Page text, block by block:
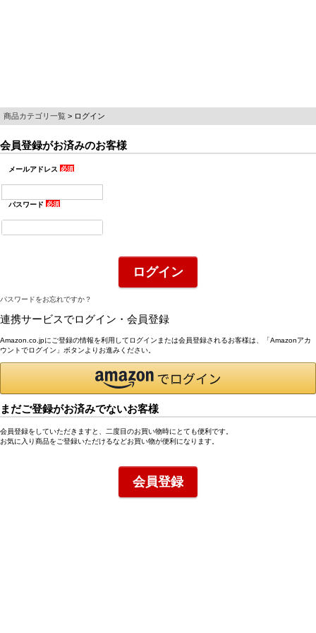
商品カテゴリ一覧 ログイン
会員登録がお済みのお客様
メールアドレス
パスワード
ログイン
パスワードをお忘れですか？
連携サービスでログイン・会員登録
Amazon.co.jpにご登録の情報を利用してログインまたは会員登録されるお客様は、「Amazonアカ
ウントでログイン」ボタンよりお進みください。
まだご登録がお済みでないお客様
会員登録をしていただきますと、二度目のお買い物時にとても便利です。
お気に入り商品をご登録いただけるなどお買い物が便利になります。
会員登録